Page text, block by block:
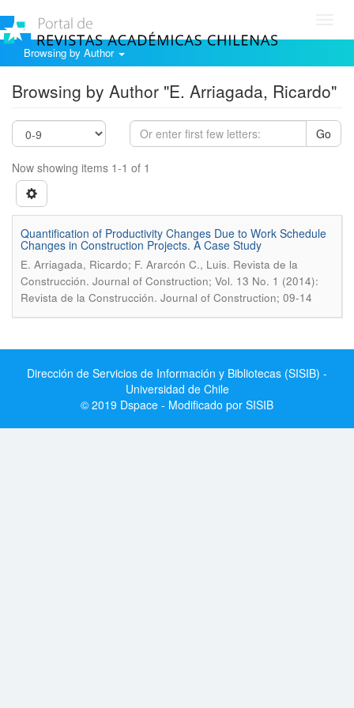
Browsing by Author
Browsing by Author "E. Arriagada, Ricardo"
Go
Now showing items 1-1 of 1
Quantification of Productivity Changes Due to Work Schedule
Changes in Construction Projects. A Case Study
E. Arriagada, Ricardo; F. Ararcón C., Luis. Revista de la
Construcción. Journal of Construction; Vol. 13 No. 1 (2014):
Revista de la Construcción. Journal of Construction; 09-14
Dirección de Servicios de Información y Bibliotecas (SISIB) -
Universidad de Chile
© 2019 Dspace - Modificado por SISIB